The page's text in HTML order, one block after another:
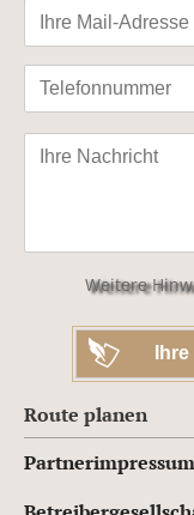
Bitte
lasse
leer.Weitere
Route planen
Partnerimpressum